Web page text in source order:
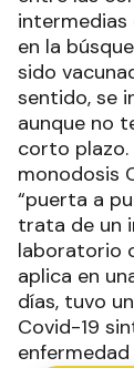
intermedias
en la
sido
sentido, se
aunque no
corto plazo.
monodosis
“puerta a
trata de un
laboratorio
aplica en
días, tuvo
Covid-19
enfermedad